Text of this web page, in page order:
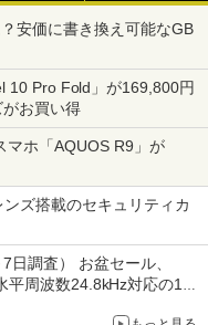
安価に書き換え可能なGB
10 Pro Fold」が169,800円
お買い得
マホ「AQUOS R9」が
ズ搭載のセキュリティカ
日調査） お盆セール、
周波数24.8kHz対応の17